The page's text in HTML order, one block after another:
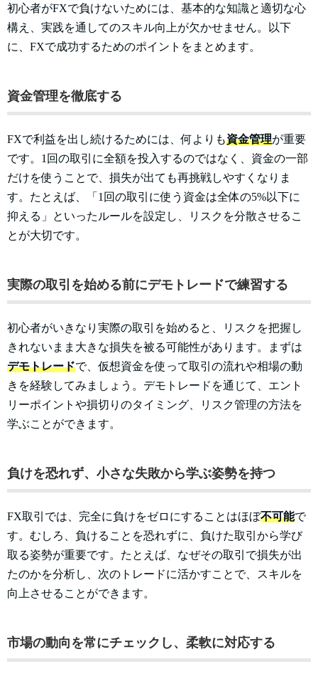
初心者がFXで負けないためには、基本的な知識と適切な心
構え、実践を通してのスキル向上が欠かせません。以下
に、FXで成功するためのポイントをまとめます。
資金管理を徹底する
FXで利益を出し続けるためには、何よりも資金管理が重要
です。1回の取引に全額を投入するのではなく、資金の一部
だけを使うことで、損失が出ても再挑戦しやすくなりま
す。たとえば、「1回の取引に使う資金は全体の5%以下に
抑える」といったルールを設定し、リスクを分散させるこ
とが大切です。
実際の取引を始める前にデモトレードで練習する
初心者がいきなり実際の取引を始めると、リスクを把握し
きれないまま大きな損失を被る可能性があります。まずは
デモトレードで、仮想資金を使って取引の流れや相場の動
きを経験してみましょう。デモトレードを通じて、エント
リーポイントや損切りのタイミング、リスク管理の方法を
学ぶことができます。
負けを恐れず、小さな失敗から学ぶ姿勢を持つ
FX取引では、完全に負けをゼロにすることはほぼ不可能で
す。むしろ、負けることを恐れずに、負けた取引から学び
取る姿勢が重要です。たとえば、なぜその取引で損失が出
たのかを分析し、次のトレードに活かすことで、スキルを
向上させることができます。
市場の動向を常にチェックし、柔軟に対応する